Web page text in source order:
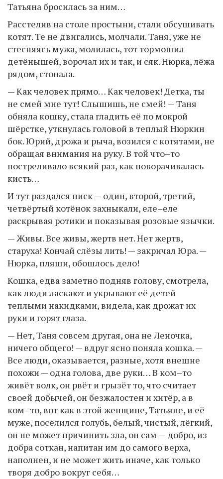
Татьяна бросилась за ним…
Расстелив на столе простыни, стали обсушивать
котят. Те не двигались, молчали. Таня, уже не
стесняясь мужа, молилась, тот тормошил
детёнышей, ворочал их и так, и сяк. Нюрка, лёжа
рядом, стонала.
— Как человек прямо… Как человек! Детка, ты
не смей мне тут! Слышишь, не смей! — Таня
обняла кошку, стала гладить её по мокрой
шёрстке, уткнулась головой в теплый Нюркин
бок. Юрий, дрожа и рыча, возился с котятами, не
обращая внимания на руку. В той что–то
постреливало всякий раз, как поворачивалась
кисть…
И тут раздался писк — один, второй, третий,
четвёртый котёнок захныкали, еле–еле
раскрывая ротики и показывая розовые язычки.
— Живы. Все живы, жертв нет. Нет жертв,
старуха! Кончай слёзы лить! — закричал Юра. —
Нюрка, пляши, обошлось дело!
Кошка, едва заметно подняв голову, смотрела,
как люди ласкают и укрывают её детей
теплыми накидками, видела, как дрожат их
руки и горят глаза.
— Нет, Таня совсем другая, она не Леночка,
ничего общего! — вдруг ясно поняла кошка. —
Все люди, оказывается, разные, хотя внешне
похожи — одна голова, две руки… В ком–то
живёт волк, он рвёт и грызёт то, что считает
своей добычей, он безжалостен и хитёр, а в
ком–то, вот как в этой женщине, Татьяне, и её
муже, поселился голубь, белый, чистый, лёгкий,
он не может причинить зла, он сам — добро, из
добра соткан, напитан им до самого верха,
наполнен, и не может жить иначе, как только
творя добро вокруг себя…